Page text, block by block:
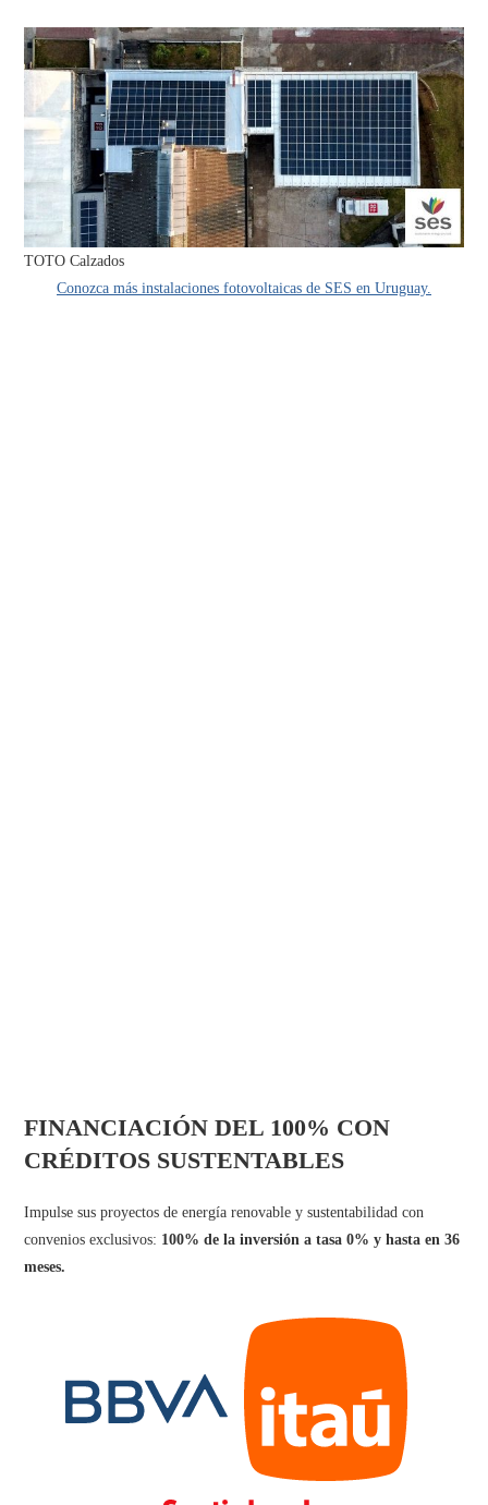
TOTO Calzados
Conozca más instalaciones fotovoltaicas de SES en Uruguay.
FINANCIACIÓN DEL 100% CON
CRÉDITOS SUSTENTABLES
Impulse sus proyectos de energía renovable y sustentabilidad con
convenios exclusivos: 100% de la inversión a tasa 0% y hasta en 36
meses.